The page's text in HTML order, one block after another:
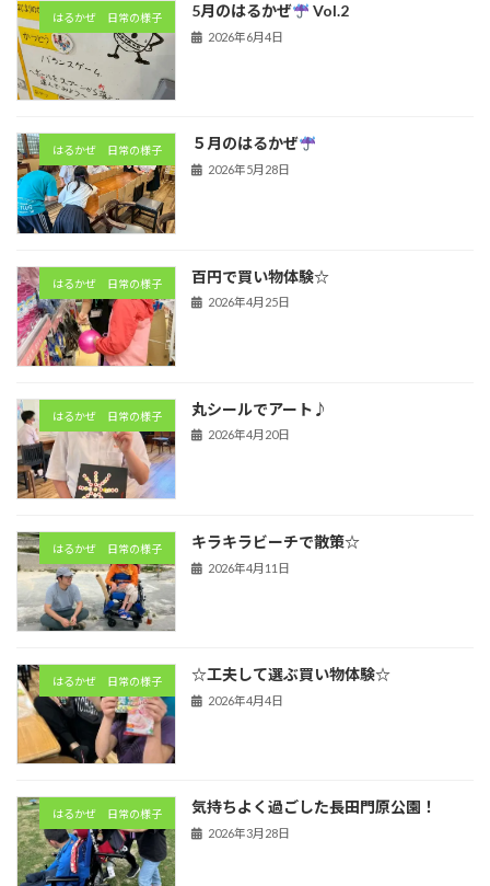
はるかぜ 日常の様子 5月のはるかぜ Vol.2
2026年6月4日
はるかぜ 日常の様子 ５月のはるかぜ
2026年5月28日
はるかぜ 日常の様子 百円で買い物体験☆
2026年4月25日
はるかぜ 日常の様子 丸シールでアート♪
2026年4月20日
はるかぜ 日常の様子 キラキラビーチで散策☆
2026年4月11日
はるかぜ 日常の様子 ☆工夫して選ぶ買い物体験☆
2026年4月4日
はるかぜ 日常の様子 気持ちよく過ごした長田門原公園！
2026年3月28日